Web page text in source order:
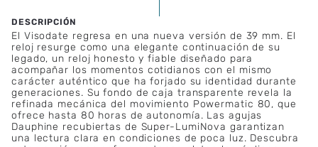
El Visodate regresa en una nueva versión de 39 mm. El
reloj resurge como una elegante continuación de su
legado, un reloj honesto y fiable diseñado para
acompañar los momentos cotidianos con el mismo
carácter auténtico que ha forjado su identidad durante
generaciones. Su fondo de caja transparente revela la
refinada mecánica del movimiento Powermatic 80, que
ofrece hasta 80 horas de autonomía. Las agujas
Dauphine recubiertas de Super-LumiNova garantizan
una lectura clara en condiciones de poca luz. Descubra